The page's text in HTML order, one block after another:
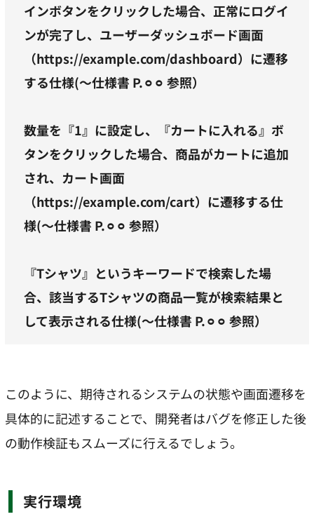
インボタンをクリックした場合、正常にログイ
ンが完了し、ユーザーダッシュボード画面
（https://example.com/dashboard）に遷移
する仕様(～仕様書 P.⚪︎⚪︎ 参照）
数量を『1』に設定し、『カートに入れる』ボ
タンをクリックした場合、商品がカートに追加
され、カート画面
（https://example.com/cart）に遷移する仕
様(～仕様書 P.⚪︎⚪︎ 参照）
『Tシャツ』というキーワードで検索した場
合、該当するTシャツの商品一覧が検索結果と
して表示される仕様(～仕様書 P.⚪︎⚪︎ 参照）
このように、期待されるシステムの状態や画面遷移を
具体的に記述することで、開発者はバグを修正した後
の動作検証もスムーズに行えるでしょう。
実行環境